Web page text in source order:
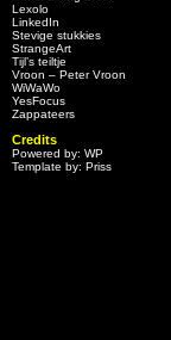
Lexolo
LinkedIn
Stevige stukkies
StrangeArt
Tijl’s teiltje
Vroon – Peter Vroon
WiWaWo
YesFocus
Zappateers
Credits
Powered by: WP
Template by: Priss